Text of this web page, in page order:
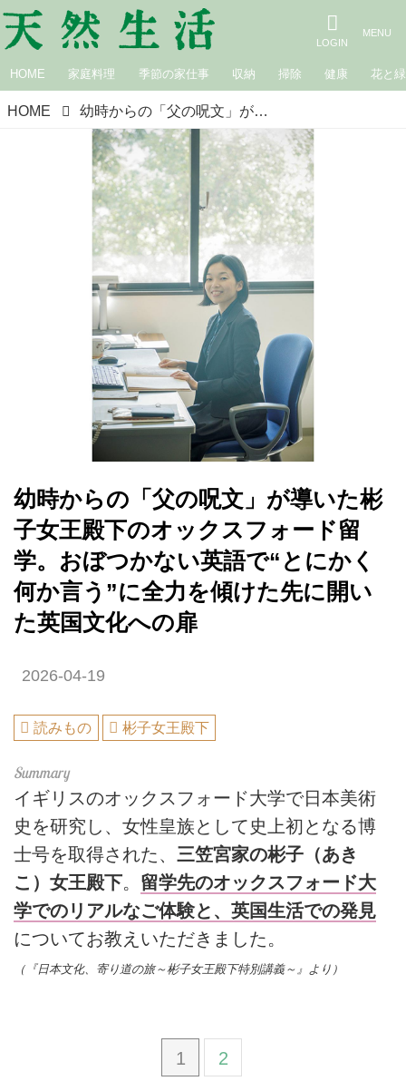
HOME 家庭料理 季節の家仕事 収納 掃除 健康 花と緑
HOME 幼時からの「父の呪文」が導いた彬子女王殿下のオックスフォード留学。おぼつかない英語で“とにかく何か言う”に全力を傾けた先に開いた英国文化への扉
幼時からの「父の呪文」が導いた彬
子女王殿下のオックスフォード留
学。おぼつかない英語で“とにかく
何か言う”に全力を傾けた先に開い
た英国文化への扉
2026-04-19
読みもの 彬子女王殿下
イギリスのオックスフォード大学で日本美術
史を研究し、女性皇族として史上初となる博
士号を取得された、 三笠宮家の彬子（あき
こ）女王殿下。 留学先のオックスフォード大
学でのリアルなご体験と、英国生活での発見
についてお教えいただきました。
（『日本文化、寄り道の旅～彬子女王殿下特別講義～』より）
1 2